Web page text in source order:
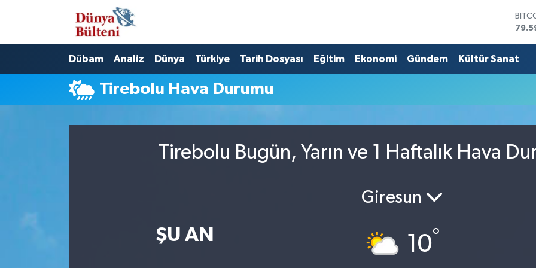
EURO
Dübam Analiz Dünya Türkiye Tarih Dosyası Eğitim Ekonomi Gündem Kültür Sanat
Tirebolu Hava Durumu
Tirebolu Bugün, Yarın ve 1 Haftalık Hava
ŞU AN
Giresun
10°
Nöbetçi Eczaneler
Hava Durumu
Namaz Vakitleri